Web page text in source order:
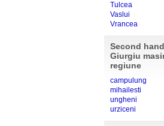
Tulcea
Vaslui
Vrancea
Second
Giurgiu
regiune
campulung
mihailesti
ungheni
urziceni